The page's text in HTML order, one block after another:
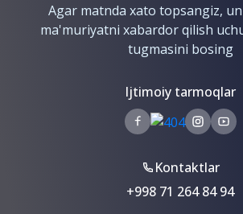
Agar matnda xato topsangiz,
ma'muriyatni xabardor qilish
tugmasini bosing
Ijtimoiy tarmoqlar
Kontaktlar
+998 71 264 84 94